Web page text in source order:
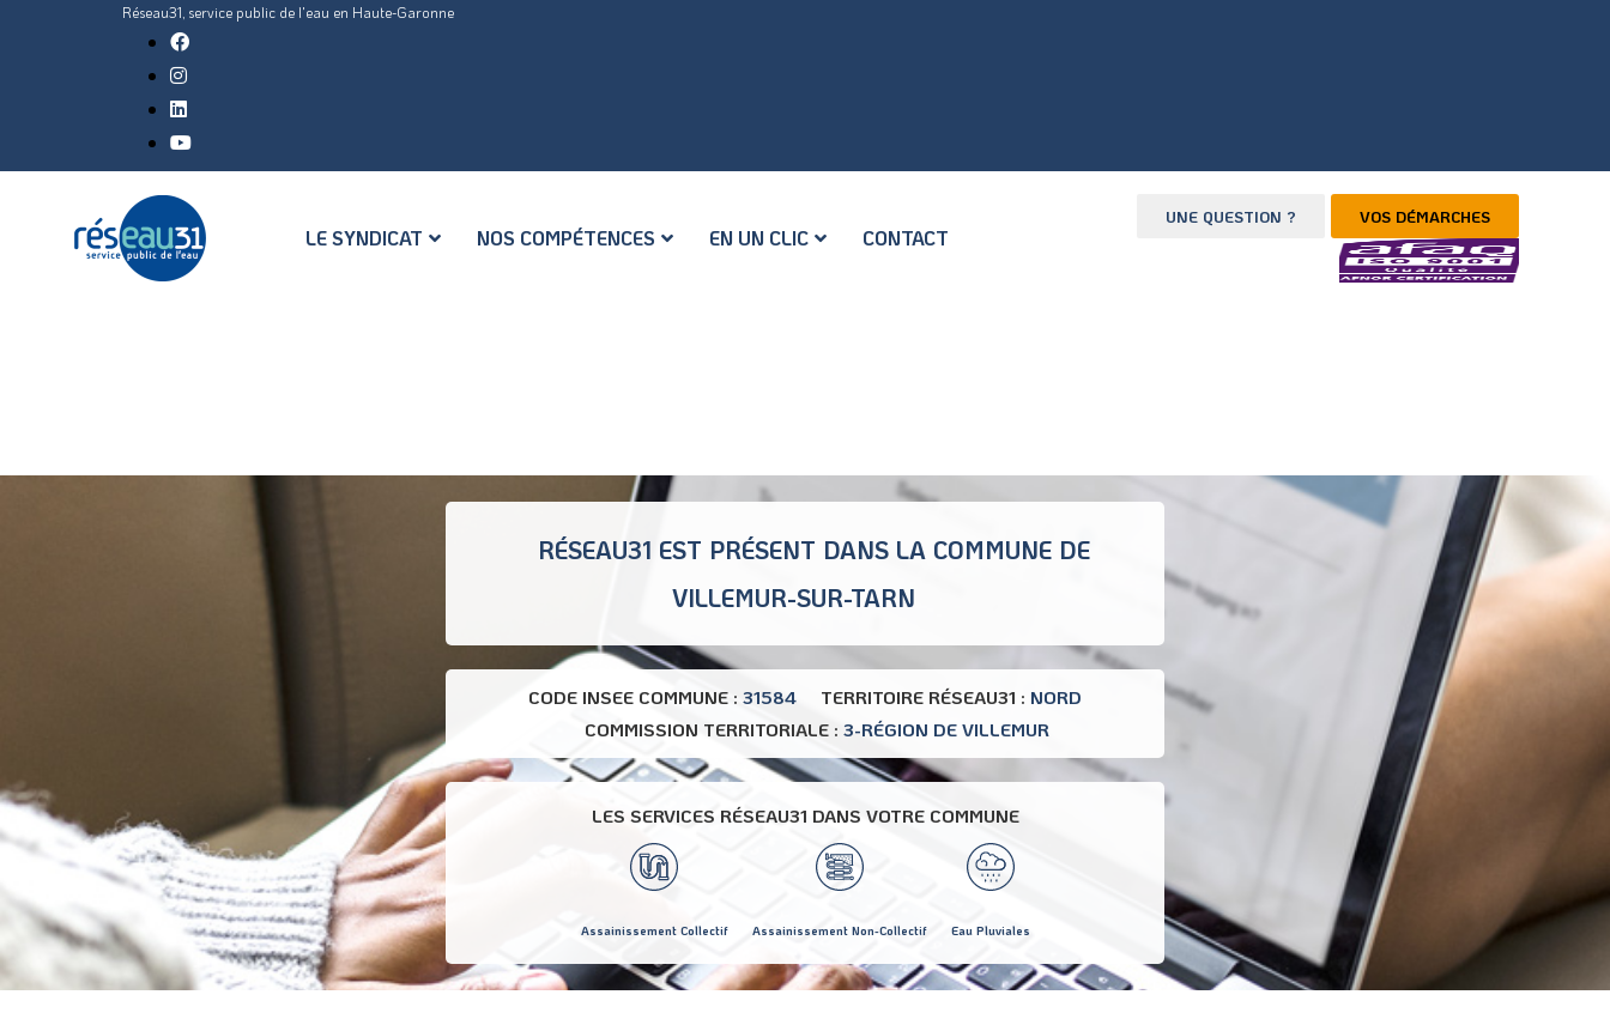
Réseau31, service public de l'eau en Haute-Garonne
LE SYNDICAT NOS COMPÉTENCES EN UN CLIC CONTACT
UNE QUESTION ? VOS DÉMARCHES
RÉSEAU31 EST PRÉSENT DANS LA COMMUNE DE
VILLEMUR-SUR-TARN
CODE INSEE COMMUNE : 31584 TERRITOIRE RÉSEAU31 : NORD
COMMISSION TERRITORIALE : 3-RÉGION DE VILLEMUR
LES SERVICES RÉSEAU31 DANS VOTRE COMMUNE
Assainissement Collectif Assainissement Non-Collectif Eau Pluviales